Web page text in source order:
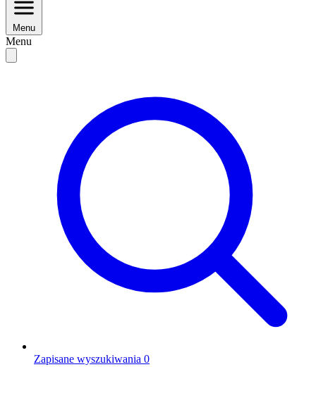
Menu
Menu
Zapisane wyszukiwania 0